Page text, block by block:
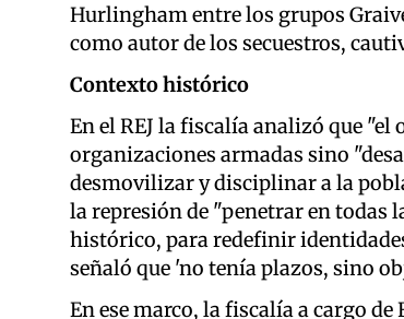
Hurlingham entre los grupos
como autor de los secuestros,
Contexto histórico
En el REJ la fiscalía analizó que
organizaciones armadas sino
desmovilizar y disciplinar a la
la represión de "penetrar en todas
histórico, para redefinir
señaló que 'no tenía plazos, sino
En ese marco, la fiscalía a cargo